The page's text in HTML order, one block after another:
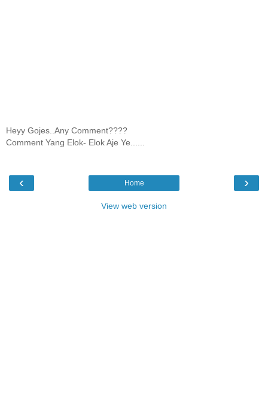
Heyy Gojes..Any Comment????
Comment Yang Elok- Elok Aje Ye......
‹ ›
Home
View web version